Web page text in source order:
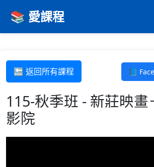
📚 愛課程
🔙 返回所有課程 📘
115-秋季班 - 新莊映畫
影院